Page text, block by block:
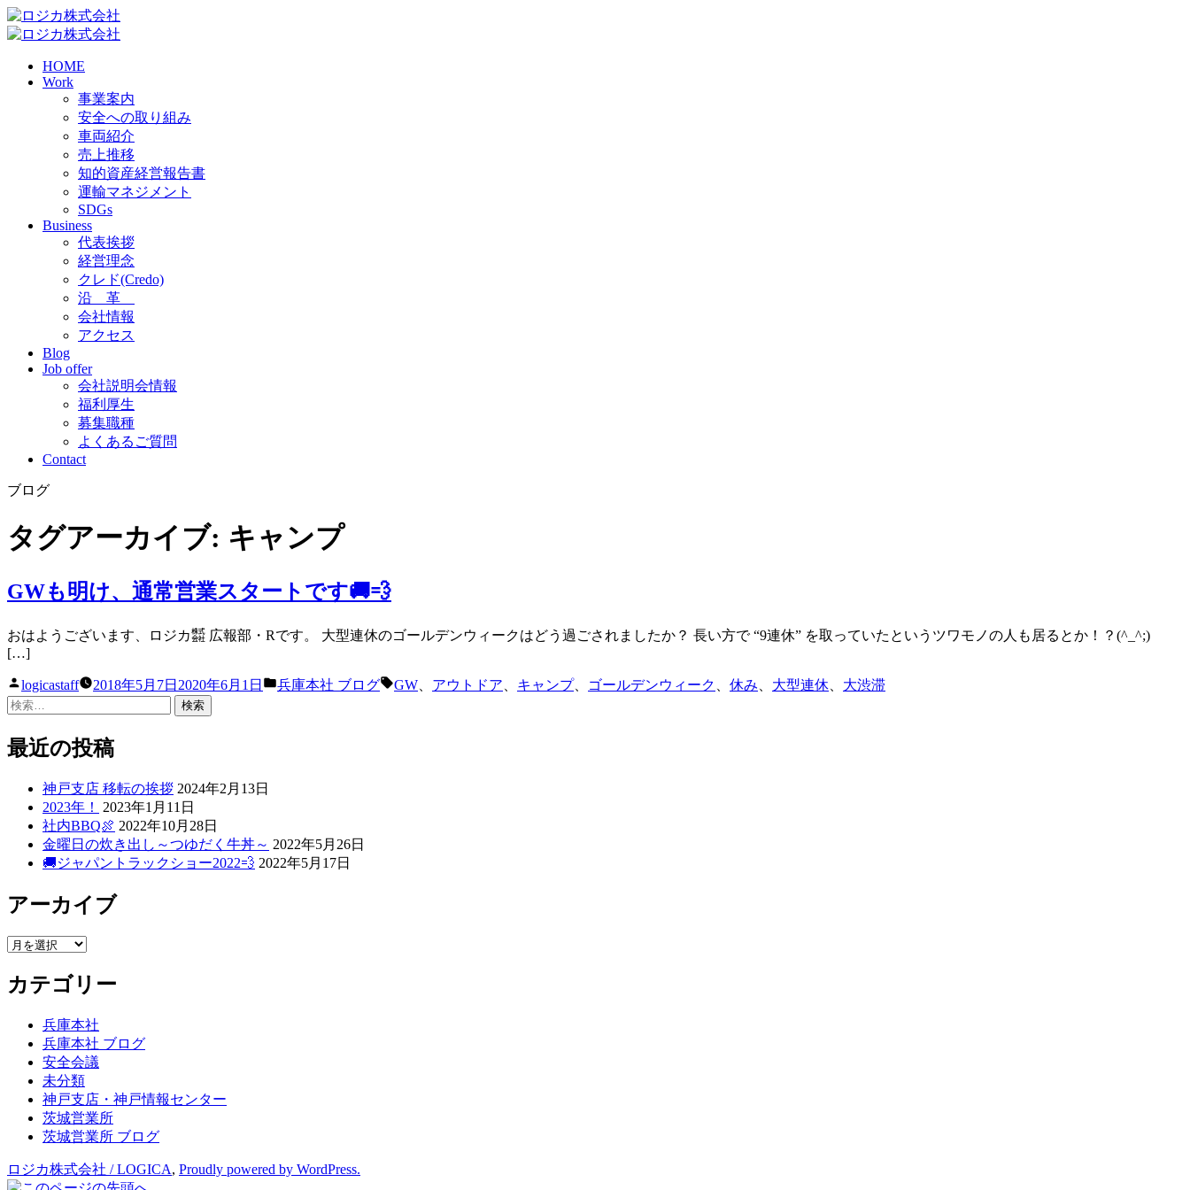
HOME
Work
事業案内
安全への取り組み
車両紹介
売上推移
知的資産経営報告書
運輸マネジメント
SDGs
Business
代表挨拶
経営理念
クレド(Credo)
沿 革
会社情報
アクセス
Blog
Job offer
会社説明会情報
福利厚生
募集職種
よくあるご質問
Contact
ブログ
タグアーカイブ: キャンプ
GWも明け、通常営業スタートです🚚💨
おはようございます、ロジカ㍿ 広報部・Rです。 大型連休のゴールデンウィークはどう過ごされましたか？ 長い方で “9連休” を取っていたというツワモノの人も居るとか！？(^_^;)
[…]
投
稿
logicastaff 2018年5月7日 2020年6月1日
カ
兵庫本社 ブログ
タ
GW アウトドア キャンプ、 ゴールデンウィーク 休み 大型連休
大渋滞
検
最近の投稿
神戸支店 移転の挨拶 2024年2月13日
2023年！
2023年1月11日
社内BBQ🍖 2022年10月28日
金曜日の炊き出し～つゆだく牛丼～ 2022年5月26日
🚚ジャパントラックショー2022💨 2022年5月17日
アーカイブ
ア
カ
イ
カテゴリー
兵庫本社
兵庫本社 ブログ
安全会議
未分類
神戸支店・神戸情報センター
茨城営業所
茨城営業所 ブログ
ロジカ株式会社 / LOGICA, Proudly powered by WordPress.